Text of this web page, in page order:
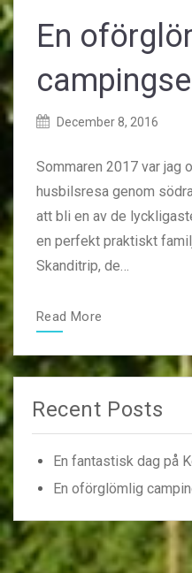
En
PostedDecember 8, 2016
Sommaren 2017 var jag
husbilsresa genom
att bli en av de
en perfekt praktiskt
Skanditrip, de…
Read More
Recent Posts
En fantastisk dag på
En oförglömlig